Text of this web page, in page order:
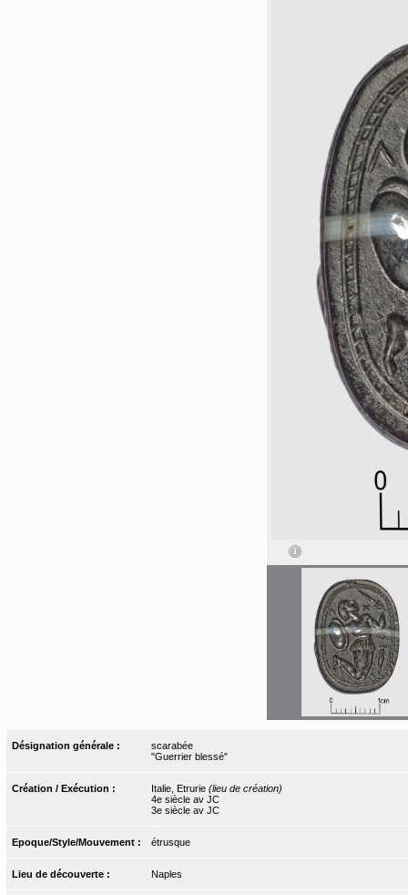
Désignation générale :
scarabée
"Guerrier blessé"
Création / Exécution : Italie, Etrurie (lieu de création)
4e siècle av JC
3e siècle av JC
Epoque/Style/Mouvement : étrusque
Lieu de découverte : Naples